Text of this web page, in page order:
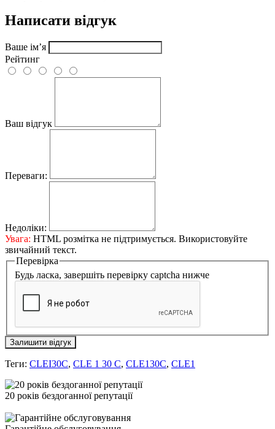
Написати відгук
Ваше ім’я
Рейтинг
Ваш відгук
Переваги:
Недоліки:
Увага: HTML розмітка не підтримується. Використовуйте
звичайний текст.
Перевірка
Будь ласка, завершіть перевірку captcha нижче
Залишити відгук
Теги: CLEI30C, CLE 1 30 C, CLE130C, CLE1
20 років бездоганної репутації